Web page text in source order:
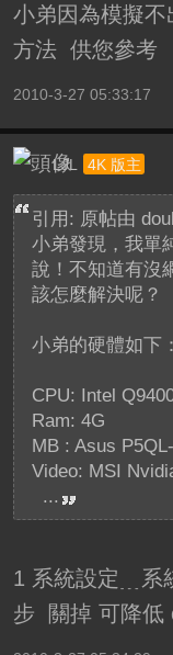
小弟因為模擬
方法 供您參考
2010-3-27 05:33:17
LJL 4K 版主
引用: 原帖由
小弟發現，我單
說！不知道有沒
該怎麼解決呢？
小弟的硬體如下：
CPU: Intel
Ram: 4G
MB : Asus
Video: MSI
...
1 系統設定﹍系
步 關掉 可降低